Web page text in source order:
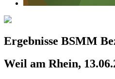
Ergebnisse BSMM
Weil am Rhein,